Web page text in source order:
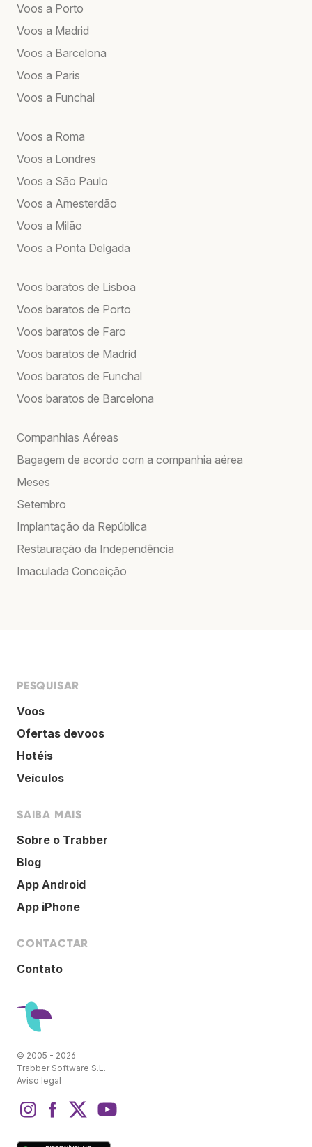
Voos a Porto
Voos a Madrid
Voos a Barcelona
Voos a Paris
Voos a Funchal
Voos a Roma
Voos a Londres
Voos a São Paulo
Voos a Amesterdão
Voos a Milão
Voos a Ponta Delgada
Voos baratos de Lisboa
Voos baratos de Porto
Voos baratos de Faro
Voos baratos de Madrid
Voos baratos de Funchal
Voos baratos de Barcelona
Companhias Aéreas
Bagagem de acordo com a companhia aérea
Meses
Setembro
Implantação da República
Restauração da Independência
Imaculada Conceição
PESQUISAR
Voos
Ofertas devoos
Hotéis
Veículos
SAIBA MAIS
Sobre o Trabber
Blog
App Android
App iPhone
CONTACTAR
Contato
© 2005 - 2026
Trabber Software S.L.
Aviso legal